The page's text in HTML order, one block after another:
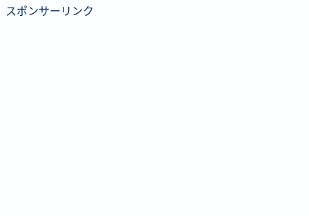
スポンサーリンク